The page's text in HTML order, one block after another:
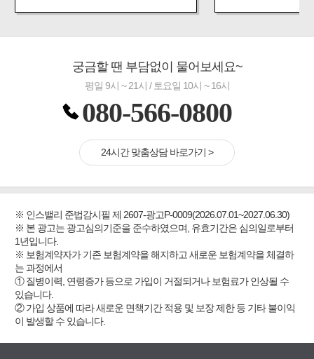
궁금할 땐 부담없이 물어보세요~
평일 9시 ~ 21시 / 토요일 10시 ~ 16시
080-566-0800
24시간 맞춤상담 바로가기 >
※ 인스밸리 준법감시필 제 2607-광고P-0009(2026.07.01~2027.06.30)
※ 본 광고는 광고심의기준을 준수하였으며, 유효기간은 심의일로부터
1년입니다.
※ 보험계약자가 기존 보험계약을 해지하고 새로운 보험계약을 체결하
는 과정에서
① 질병이력, 연령증가 등으로 가입이 거절되거나 보험료가 인상될 수
있습니다.
② 가입 상품에 따라 새로운 면책기간 적용 및 보장 제한 등 기타 불이익
이 발생할 수 있습니다.